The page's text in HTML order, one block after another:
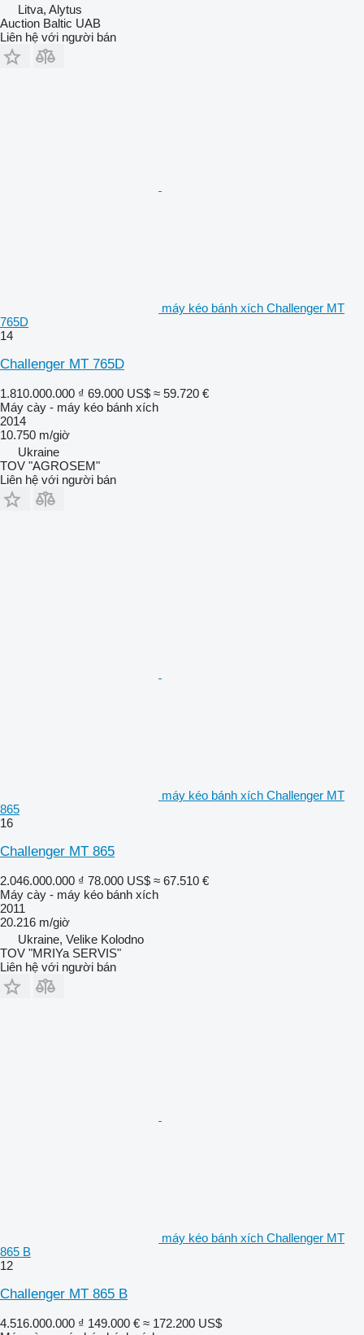
Litva, Alytus
Auction Baltic UAB
Liên hệ với người bán
máy kéo bánh xích Challenger MT
765D
14
Challenger MT 765D
1.810.000.000 ₫ 69.000 US$ ≈ 59.720 €
Máy cày - máy kéo bánh xích
2014
10.750 m/giờ
Ukraine
TOV "AGROSEM"
Liên hệ với người bán
máy kéo bánh xích Challenger MT
865
16
Challenger MT 865
2.046.000.000 ₫ 78.000 US$ ≈ 67.510 €
Máy cày - máy kéo bánh xích
2011
20.216 m/giờ
Ukraine, Velike Kolodno
TOV "MRIYa SERVIS"
Liên hệ với người bán
máy kéo bánh xích Challenger MT
865 B
12
Challenger MT 865 B
4.516.000.000 ₫ 149.000 € ≈ 172.200 US$